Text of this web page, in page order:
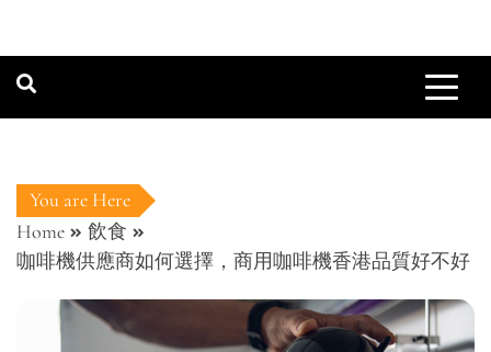
You are Here
Home
飲食
咖啡機供應商如何選擇，商用咖啡機香港品質好不好